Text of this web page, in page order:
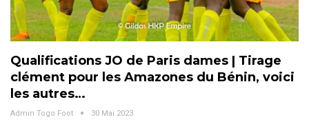
Qualifications JO de Paris dames | Tirage
clément pour les Amazones du Bénin, voici
les autres…
Admin Togo Foot 30 Mai 2023